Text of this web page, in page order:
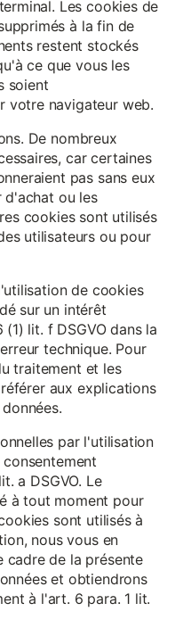
Les cookies de
à la fin de
restent stockés
ce que vous les
soient
votre navigateur web.
De nombreux
car certaines
pas sans eux
d'achat ou les
cookies sont utilisés
utilisateurs ou pour
de cookies
sur un intérêt
lit. f DSGVO dans la
technique. Pour
traitement et les
aux explications
par l'utilisation
a DSGVO. Le
à tout moment pour
sont utilisés à
nous vous en
cadre de la présente
et obtiendrons
à l'art. 6 para. 1 lit.